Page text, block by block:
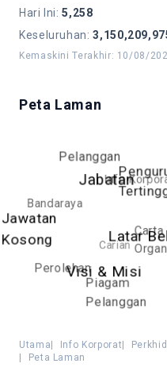
Hari Ini:5,258
Keseluruhan:
Kemaskini Terakhir: 10/08/
Peta Laman
Latar
Visi & Misi
Piagam
Pelanggan
Carta
Jabatan
Jawatan
Kosong
Perolehan
Carian
Info
Pelanggan
Bandaraya
Utama Info Korporat
Peta Laman